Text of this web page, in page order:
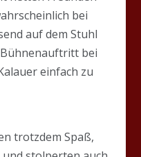
bei
auf dem Stuhl
bei
einfach zu
trotzdem Spaß,